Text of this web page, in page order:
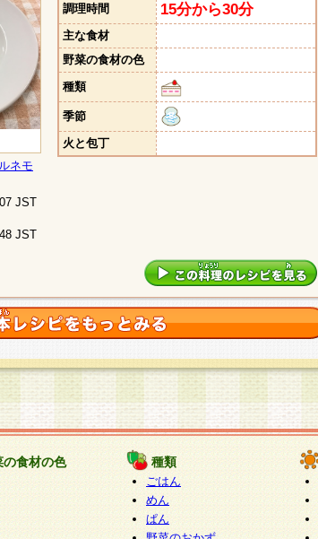
ネモ
JST
JST
調理時間 15分から30分
主な食材
野菜の食材の色
種類
季節
火と包丁
の食材の色 種類
ごはん
めん
ぱん